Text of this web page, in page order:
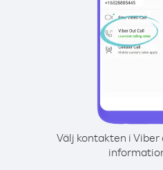
Välj kontakten i